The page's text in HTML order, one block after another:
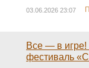
03.06.2026 23:07
Все — в
фестиваль